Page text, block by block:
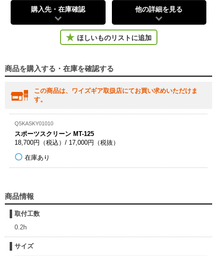
購入先・在庫確認 他の詳細を見る
ほしいものリストに追加
商品を購入する・在庫を確認する
この商品は、ワイズギア取扱店にてお買い求めいただけま
す。
Q5KASKY01010
スポーツスクリーン MT-125
18,700円（税込）/ 17,000円（税抜）
在庫あり
商品情報
取付工数
0.2h
サイズ